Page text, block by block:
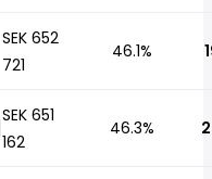
SEK 652
721
46.1%
SEK 651
162
46.3%